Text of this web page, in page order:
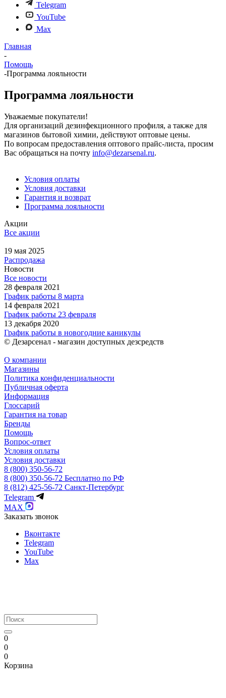
Telegram
YouTube
Max
Главная
-
Помощь
-Программа лояльности
Программа лояльности
Уважаемые покупатели!
Для организаций дезинфекционного профиля, а также для
магазинов бытовой химии, действуют оптовые цены.
По вопросам предоставления оптового прайс-листа, просим
Вас обращаться на почту info@dezarsenal.ru.
Условия оплаты
Условия доставки
Гарантия и возврат
Программа лояльности
Акции
Все акции
19 мая 2025
Распродажа
Новости
Все новости
28 февраля 2021
График работы 8 марта
14 февраля 2021
График работы 23 февраля
13 декабря 2020
График работы в новогодние каникулы
© Дезарсенал - магазин доступных дезсредств
О компании
Магазины
Политика конфиденциальности
Публичная оферта
Информация
Глоссарий
Гарантия на товар
Бренды
Помощь
Вопрос-ответ
Условия оплаты
Условия доставки
8 (800) 350-56-72
8 (800) 350-56-72 Бесплатно по РФ
8 (812) 425-56-72 Санкт-Петербург
Telegram
MAX
Заказать звонок
Вконтакте
Telegram
YouTube
Max
0
0
0
Корзина